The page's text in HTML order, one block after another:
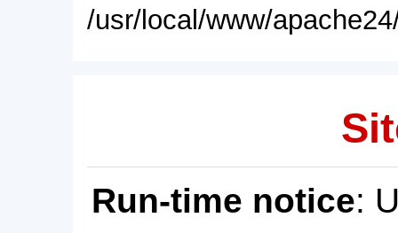
/usr/local/www/
Run-time notice: